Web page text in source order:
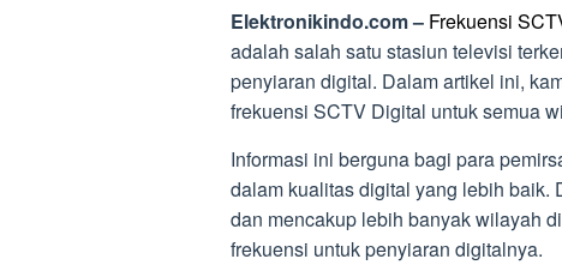
Elektronikindo.com – Frekuensi
adalah salah satu stasiun televisi
penyiaran digital. Dalam artikel ini,
frekuensi SCTV Digital untuk semua
Informasi ini berguna bagi para
dalam kualitas digital yang lebih baik.
dan mencakup lebih banyak wilayah
frekuensi untuk penyiaran digitalnya.